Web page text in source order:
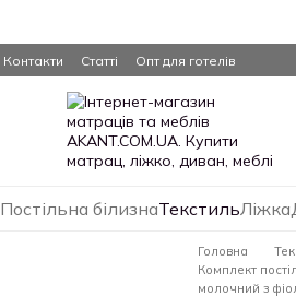
Контакти Статті Опт для готелів
Постільна білизнаТекстильЛіжка
Головна
Комплект
молочний з